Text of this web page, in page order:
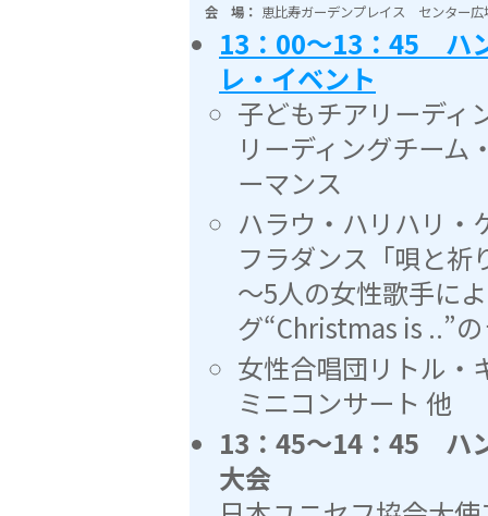
会 場： 恵比寿ガーデンプレイス センター広
13：00〜13：45 ハ
レ・イベント
子どもチアリーディ
リーディングチーム
ーマンス
ハラウ・ハリハリ・
フラダンス「唄と祈
〜5人の女性歌手に
グ“Christmas is ..”
女性合唱団リトル・
ミニコンサート 他
13：45〜14：45 ハ
大会